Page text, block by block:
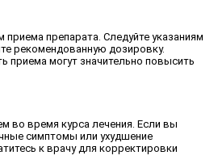
препарата. Следуйте указаниям
рекомендованную дозировку.
приема могут значительно повысить
во время курса лечения. Если вы
симптомы или ухудшение
к врачу для корректировки